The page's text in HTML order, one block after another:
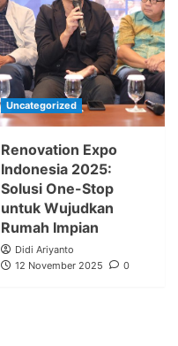
Uncategorized
Renovation Expo
Indonesia 2025:
Solusi One-Stop
untuk Wujudkan
Rumah Impian
Didi Ariyanto
12 November 2025
0